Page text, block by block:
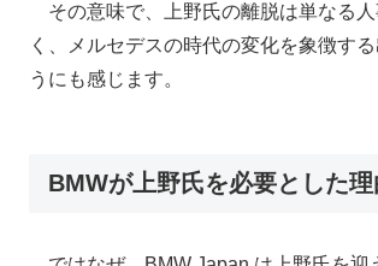
その意味で、上野氏の離脱は単なる
く、メルセデスの時代の変化を象徴す
うにも感じます。
BMWが上野氏を必要とした理